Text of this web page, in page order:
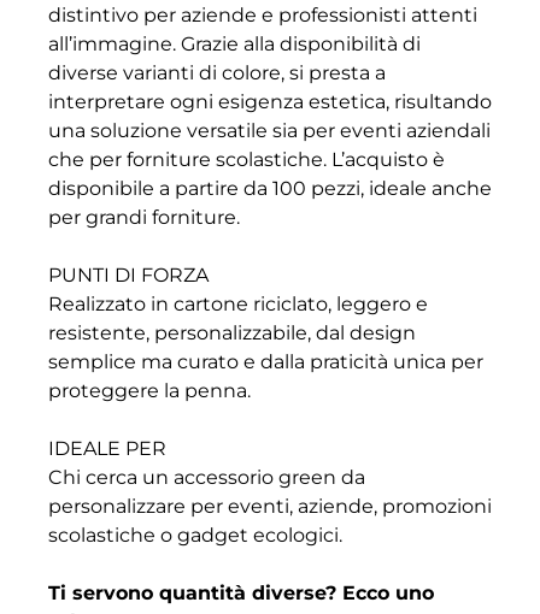
distintivo per aziende e professionisti attenti
all’immagine. Grazie alla disponibilità di
diverse varianti di colore, si presta a
interpretare ogni esigenza estetica, risultando
una soluzione versatile sia per eventi aziendali
che per forniture scolastiche. L’acquisto è
disponibile a partire da 100 pezzi, ideale anche
per grandi forniture.
PUNTI DI FORZA
Realizzato in cartone riciclato, leggero e
resistente, personalizzabile, dal design
semplice ma curato e dalla praticità unica per
proteggere la penna.
IDEALE PER
Chi cerca un accessorio green da
personalizzare per eventi, aziende, promozioni
scolastiche o gadget ecologici.
Ti servono quantità diverse? Ecco uno